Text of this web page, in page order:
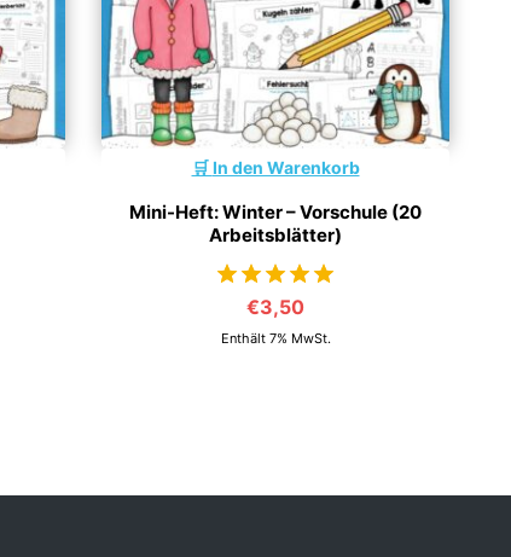
In den Warenkorb
Mini-Heft: Winter – Vorschule (20
Arbeitsblätter)
von 5
€3,50
Enthält 7% MwSt.